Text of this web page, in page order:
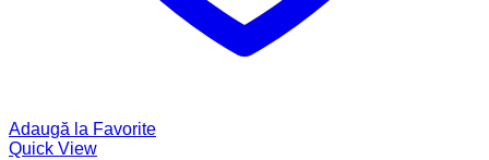
Adaugă la Favorite
Quick View